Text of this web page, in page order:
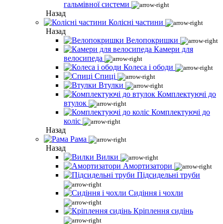
гальмівної системи
Назад
Колісні частини
Назад
Велопокришки
Камери для
велосипеда
Колеса і ободи
Спиці
Втулки
Комплектуючі до
втулок
Комплектуючі до
коліс
Назад
Рама
Назад
Вилки
Амортизатори
Підсидельні труби
Сидіння і чохли
Кріплення сидінь